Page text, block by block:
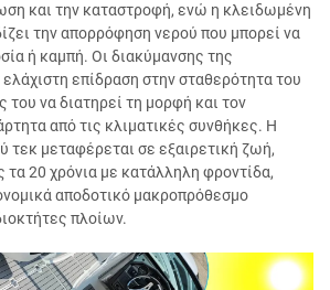
και την καταστροφή, ενώ η κλειδωμένη
την απορρόφηση νερού που μπορεί να
ή καμπή. Οι διακύμανσης της
επίδραση στην σταθερότητα του
του να διατηρεί τη μορφή και τον
από τις κλιματικές συνθήκες. Η
τεκ μεταφέρεται σε εξαιρετική ζωή,
τα 20 χρόνια με κατάλληλη φροντίδα,
αποδοτικό μακροπρόθεσμο
πλοίων.